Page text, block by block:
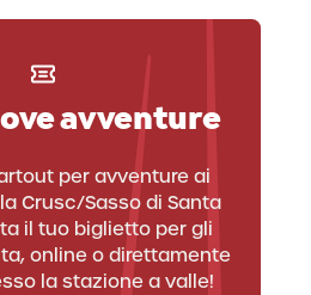
avventure
per avventure ai
Crusc/Sasso di Santa
il tuo biglietto per gli
online o direttamente
la stazione a valle!